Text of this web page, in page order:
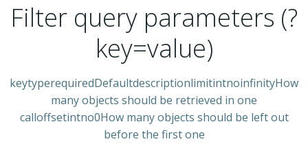
Filter query parameters (?
key=value)
keytyperequiredDefaultdescriptionlimitintnoinfinityHow
many objects should be retrieved in one
calloffsetintno0How many objects should be left out
before the first one